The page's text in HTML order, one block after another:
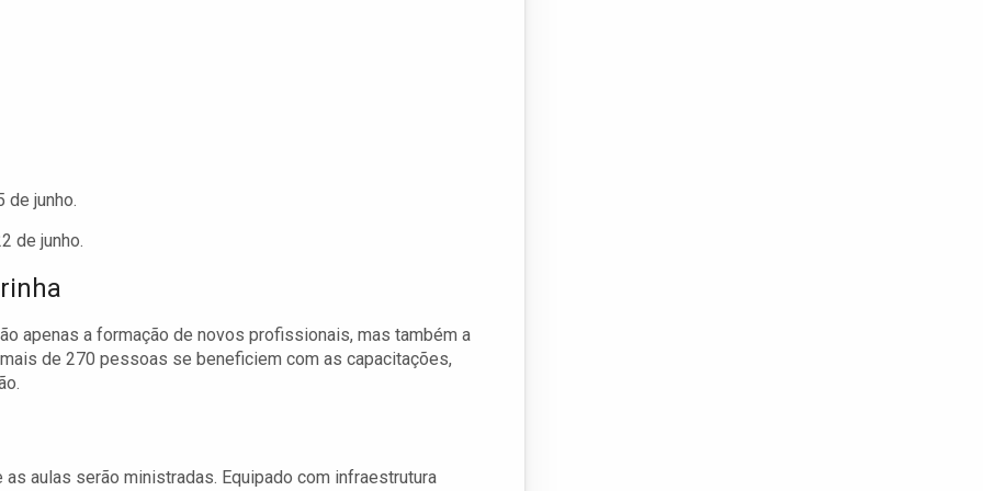
junho.
de junho.
apenas a formação de novos profissionais, mas também a
de 270 pessoas se beneficiem com as capacitações,
aulas serão ministradas. Equipado com infraestrutura